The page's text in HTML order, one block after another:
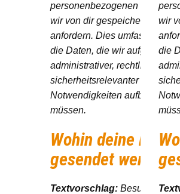
personenbezogenen Daten,
wir von dir gespeichert haben,
anfordern. Dies umfasst nicht
die Daten, die wir aufgrund
administrativer, rechtlicher
sicherheitsrelevanter
Notwendigkeiten aufbewahren
müssen.
Wohin deine Daten
gesendet werden
Textvorschlag: Besucher-
wir
die